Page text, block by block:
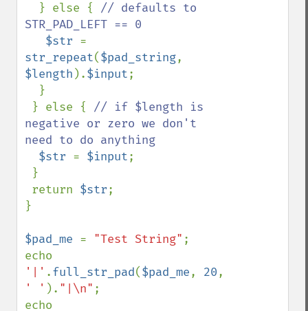
  } else {
// defaults to
STR_PAD_LEFT == 0
$str
str_repeat($pad_string
$length ).$input;
} else { // if $length is
negative or zero we don't
need to do anything
$str = $input;
return $str;
}
$pad_me = "Test String" ;
'|' .full_str_pad($pad_me, 20
' ' ). "|\n" ;